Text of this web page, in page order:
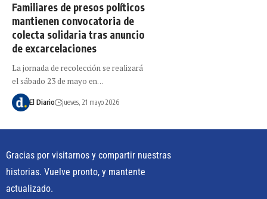
Familiares de presos políticos
mantienen convocatoria de
colecta solidaria tras anuncio
de excarcelaciones
La jornada de recolección se realizará
el sábado 23 de mayo en…
El Diario jueves, 21 mayo 2026
Gracias por visitarnos y compartir nuestras
historias. Vuelve pronto, y mantente
actualizado.